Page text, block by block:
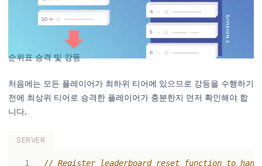
순위표 승격 및 강등
처음에는 모든 플레이어가 최하위 티어에 있으므로 강등을 수행하기
전에 최상위 티어로 승격한 플레이어가 충분한지 먼저 확인해야 합
니다.
SERVER